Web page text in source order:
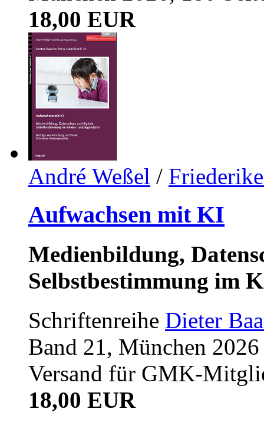
18,00 EUR
André Weßel /
Aufwachsen mit KI
Medienbildung,
Selbstbestimmung im
Schriftenreihe Dieter
Band 21, München
Versand für GMK-
18,00 EUR